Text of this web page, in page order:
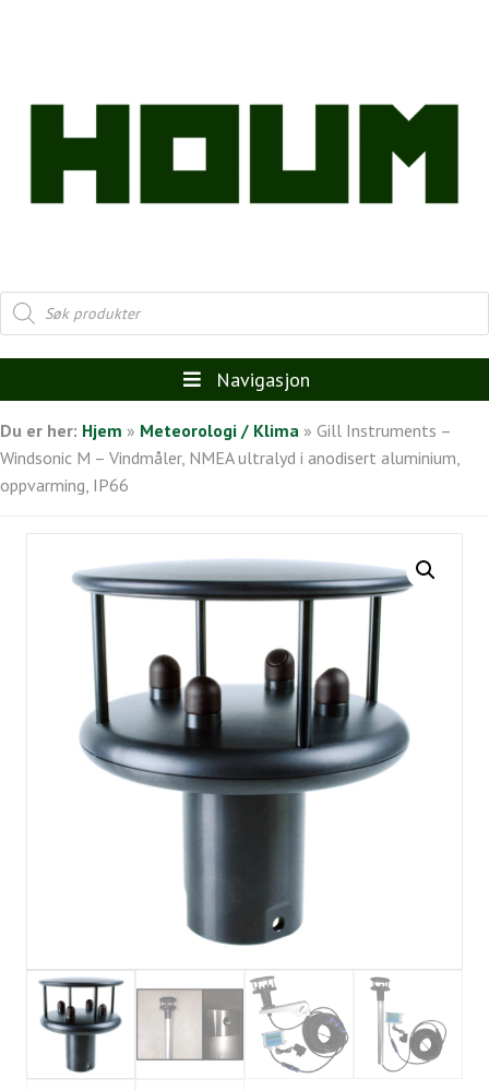
Products
search
Navigasjon
Du er her: Hjem » Meteorologi / Klima » Gill Instruments –
Windsonic M – Vindmåler, NMEA ultralyd i anodisert aluminium,
oppvarming, IP66